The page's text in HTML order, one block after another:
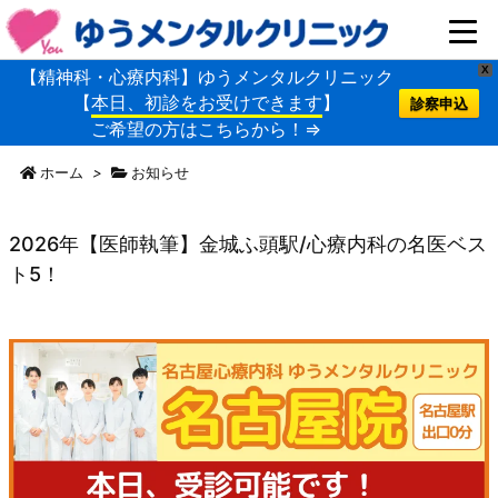
X
【精神科・心療内科】ゆうメンタルクリニック
【本日、初診をお受けできます】
ご希望の方はこちらから！⇒
診察申込
ホーム > お知らせ
2026年【医師執筆】金城ふ頭駅/心療内科の名医ベス
ト5！